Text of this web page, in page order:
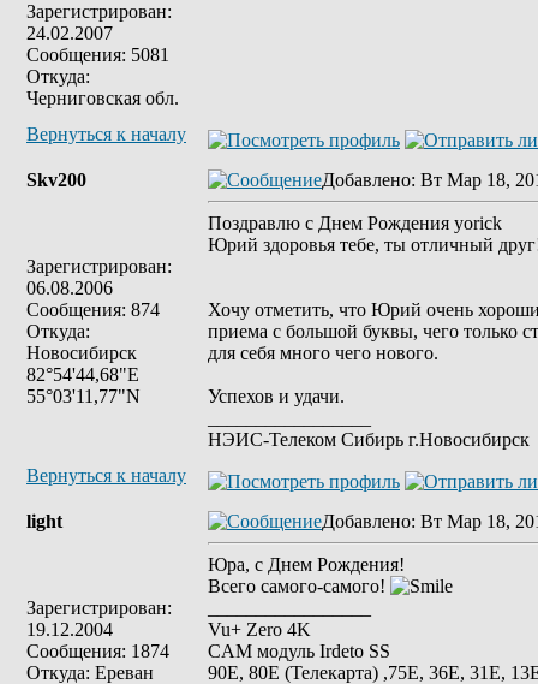
Зарегистрирован:
24.02.2007
Сообщения: 5081
Откуда:
Черниговская обл.
Вернуться к началу
Skv200
Зарегистрирован:
06.08.2006
Сообщения: 874
Откуда:
Новосибирск
82°54'44,68"Е
55°03'11,77"N
Добавлено: Вт Мар 18,
Поздравлю с Днем Рождения yorick
Юрий здоровья тебе, ты отличный
Хочу отметить, что Юрий очень
приема с большой буквы, чего только
для себя много чего нового.
Успехов и удачи.
НЭИС-Телеком Сибирь г.Новосибирск
Вернуться к началу
light
Зарегистрирован:
19.12.2004
Сообщения: 1874
Откуда: Ереван
Добавлено: Вт Мар 18,
Юра, с Днем Рождения!
Всего самого-самого!
Vu+ Zero 4K
CAM модуль Irdeto SS
90E, 80E (Телекарта) ,75Е, 36Е, 31E,